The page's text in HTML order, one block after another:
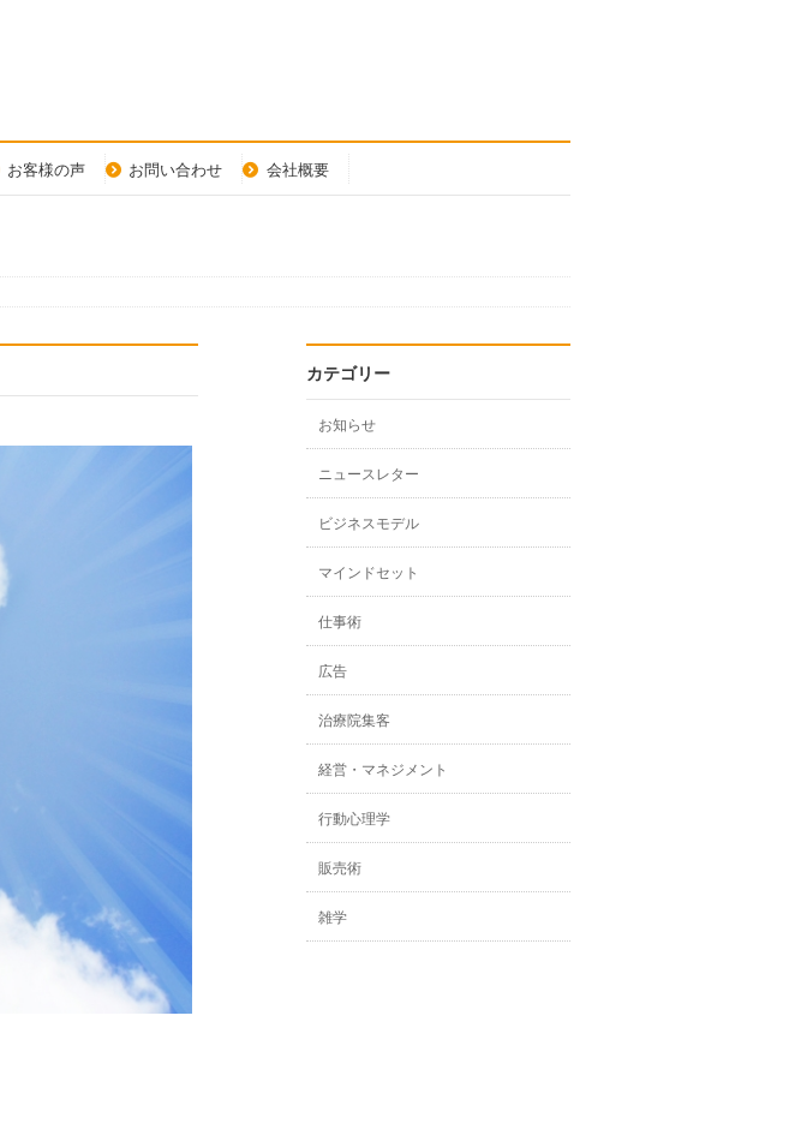
お客様の声 お問い合わせ 会社概要
カテゴリー
お知らせ
ニュースレター
ビジネスモデル
マインドセット
仕事術
広告
治療院集客
経営・マネジメント
行動心理学
販売術
雑学